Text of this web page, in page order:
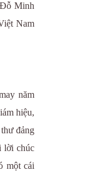
Minh
Nam
năm
hiệu,
đảng
lời chúc
một cái